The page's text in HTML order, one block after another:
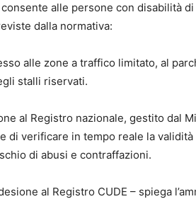
consente alle persone con disabilità
dalla normativa:
alle zone a traffico limitato, al
stalli riservati.
al Registro nazionale, gestito dal
di verificare in tempo reale la
di abusi e contraffazioni.
al Registro CUDE – spiega